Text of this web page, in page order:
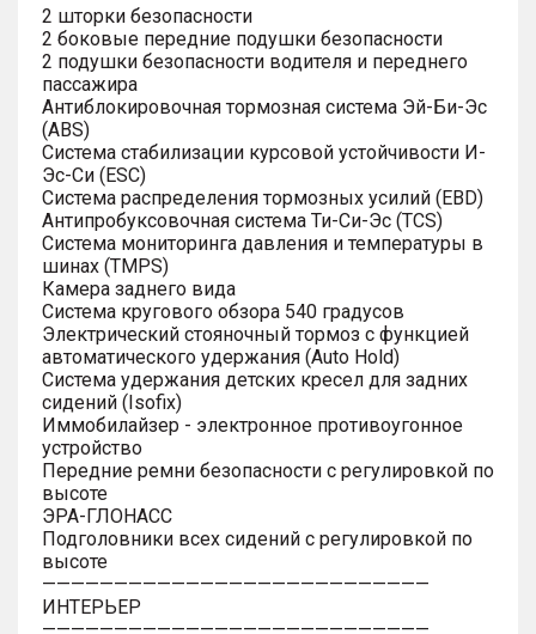
2 шторки безопасности
2 боковые передние подушки безопасности
2 подушки безопасности водителя и переднего
пассажира
Антиблокировочная тормозная система Эй-Би-Эс
(ABS)
Система стабилизации курсовой устойчивости И-
Эс-Си (ESC)
Система распределения тормозных усилий (EBD)
Антипробуксовочная система Ти-Си-Эс (TCS)
Система мониторинга давления и температуры в
шинах (TMPS)
Камера заднего вида
Система кругового обзора 540 градусов
Электрический стояночный тормоз с функцией
автоматического удержания (Auto Hold)
Система удержания детских кресел для задних
сидений (Isofix)
Иммобилайзер - электронное противоугонное
устройство
Передние ремни безопасности с регулировкой по
высоте
ЭРА-ГЛОНАСС
Подголовники всех сидений с регулировкой по
высоте
———————————————————————————
ИНТЕРЬЕР
———————————————————————————